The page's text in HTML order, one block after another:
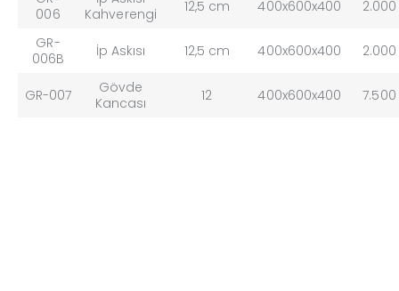
006
Kahverengi
12,5 cm 400x600x400 2.000
GR-
006B
İp Askısı 12,5 cm 400x600x400 2.000
GR-007
Gövde
Kancası
12 400x600x400 7.500